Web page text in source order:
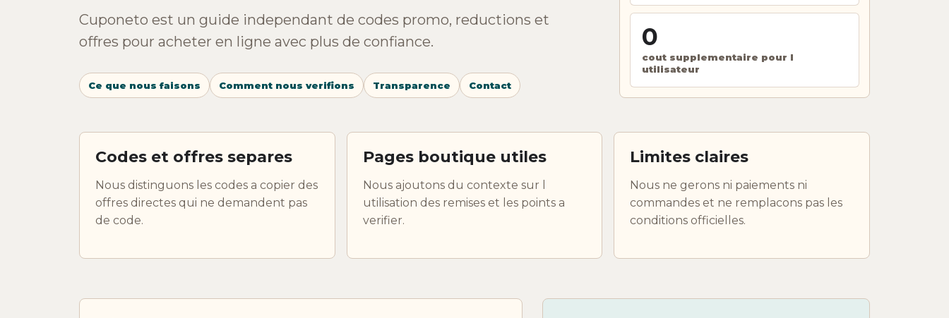
Cuponeto est un guide independant de codes promo, reductions et
offres pour acheter en ligne avec plus de confiance.
Ce que nous faisons Comment nous verifions Transparence Contact
0
cout supplementaire pour l
utilisateur
Codes et offres separes
Nous distinguons les codes a copier des
offres directes qui ne demandent pas
de code.
Pages boutique utiles
Nous ajoutons du contexte sur l
utilisation des remises et les points a
verifier.
Limites claires
Nous ne gerons ni paiements ni
commandes et ne remplacons pas les
conditions officielles.